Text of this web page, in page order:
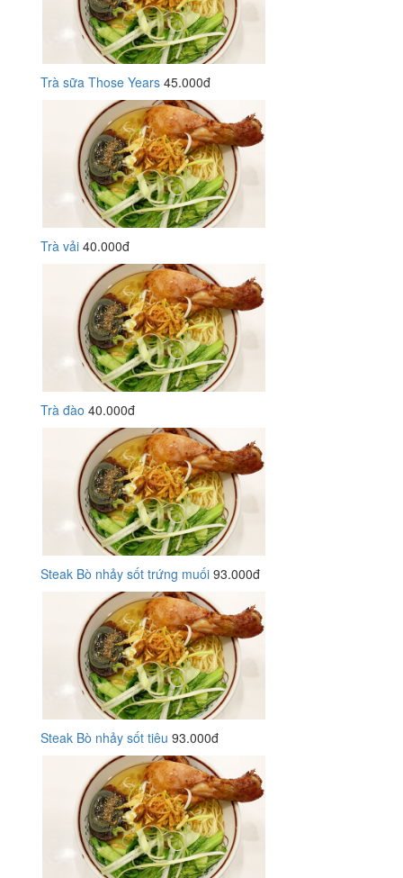
Trà sữa Those Years 45.000đ
Trà vải 40.000đ
Trà đào 40.000đ
Steak Bò nhảy sốt trứng muối 93.000đ
Steak Bò nhảy sốt tiêu 93.000đ